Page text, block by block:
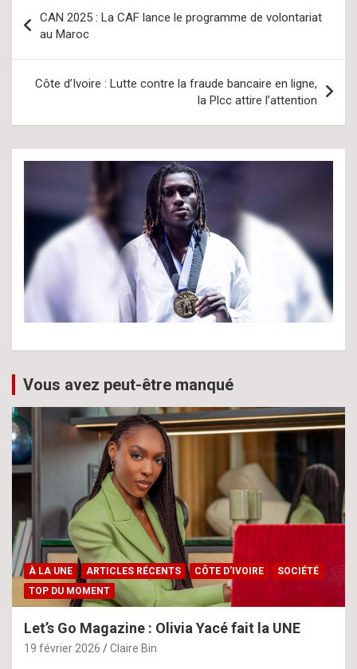
de
l’article
CAN 2025 : La CAF lance le programme de volontariat
au Maroc
Côte d’Ivoire : Lutte contre la fraude bancaire en ligne,
la Plcc attire l’attention
Vous avez peut-être manqué
À LA UNE ARTICLES RÉCENTS CÔTE D'IVOIRE
SOCIÉTÉ
TOP DU MOMENT
Let’s Go Magazine : Olivia Yacé fait la UNE
19 février 2026 Claire Bin